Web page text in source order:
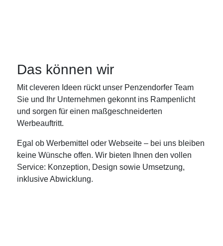
Das können wir
Mit cleveren Ideen rückt unser Penzendorfer Team
Sie und Ihr Unternehmen gekonnt ins Rampenlicht
und sorgen für einen maßgeschneiderten
Werbeauftritt.
Egal ob Werbemittel oder Webseite – bei uns bleiben
keine Wünsche offen. Wir bieten Ihnen den vollen
Service: Konzeption, Design sowie Umsetzung,
inklusive Abwicklung.